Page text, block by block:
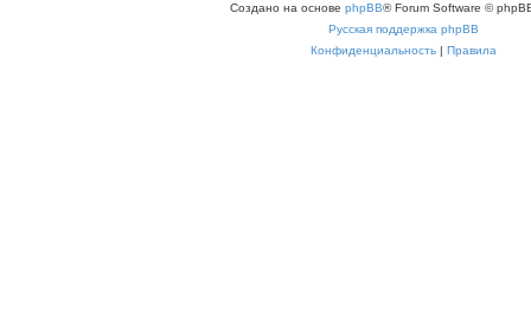
Создано на основе phpBB® Forum Software ©
Русская поддержка phpBB
Конфиденциальность | Правила